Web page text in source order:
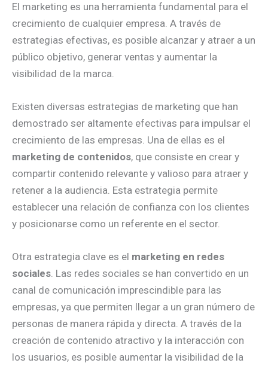
El marketing es una herramienta fundamental para el
crecimiento de cualquier empresa. A través de
estrategias efectivas, es posible alcanzar y atraer a un
público objetivo, generar ventas y aumentar la
visibilidad de la marca.
Existen diversas estrategias de marketing que han
demostrado ser altamente efectivas para impulsar el
crecimiento de las empresas. Una de ellas es el
marketing de contenidos, que consiste en crear y
compartir contenido relevante y valioso para atraer y
retener a la audiencia. Esta estrategia permite
establecer una relación de confianza con los clientes
y posicionarse como un referente en el sector.
Otra estrategia clave es el marketing en redes
sociales. Las redes sociales se han convertido en un
canal de comunicación imprescindible para las
empresas, ya que permiten llegar a un gran número de
personas de manera rápida y directa. A través de la
creación de contenido atractivo y la interacción con
los usuarios, es posible aumentar la visibilidad de la